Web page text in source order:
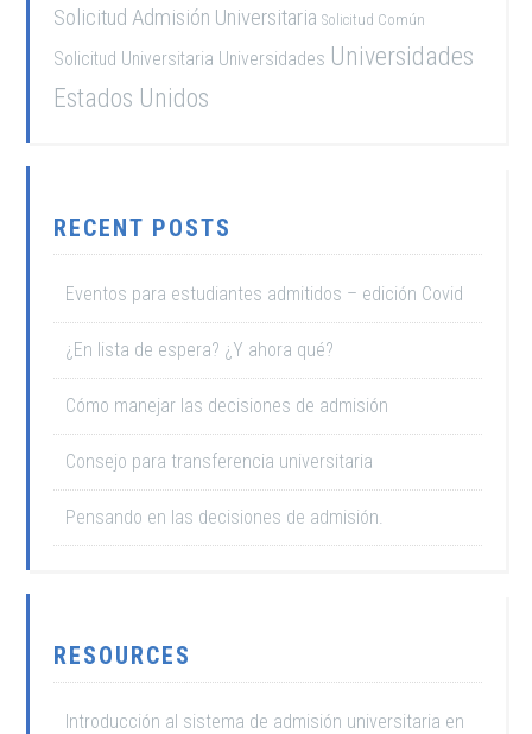
Solicitud Admisión Universitaria Solicitud Común
Solicitud Universitaria Universidades Universidades
Estados Unidos
RECENT POSTS
Eventos para estudiantes admitidos – edición Covid
¿En lista de espera? ¿Y ahora qué?
Cómo manejar las decisiones de admisión
Consejo para transferencia universitaria
Pensando en las decisiones de admisión.
RESOURCES
Introducción al sistema de admisión universitaria en